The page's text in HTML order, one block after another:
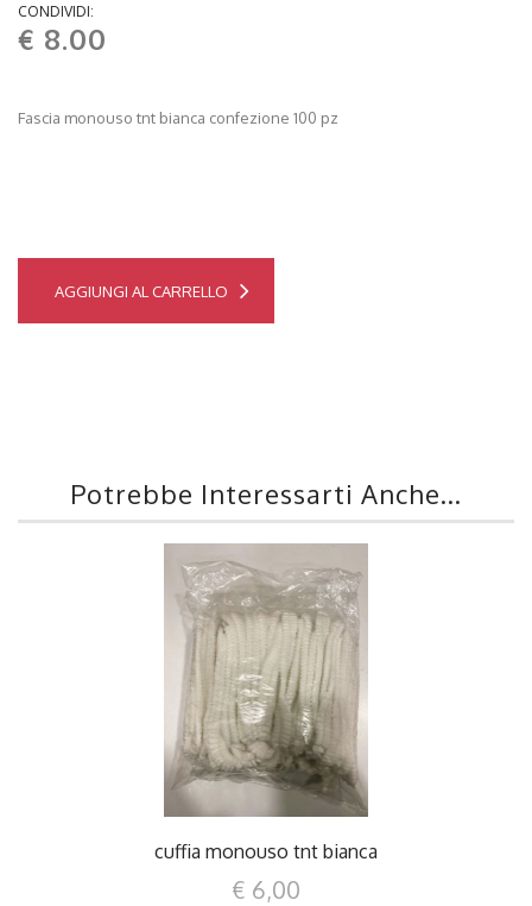
CONDIVIDI:
€ 8.00
Fascia monouso tnt bianca confezione 100 pz
AGGIUNGI AL CARRELLO
Potrebbe Interessarti Anche...
DETTAGLI
cuffia monouso tnt bianca
€ 6,00